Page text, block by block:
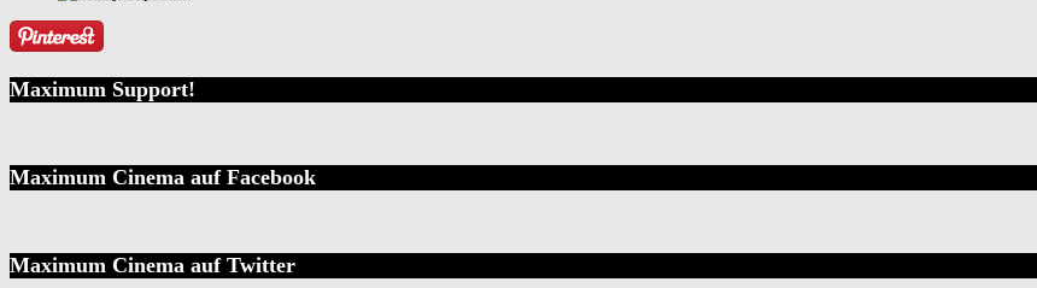
Maximum Support!
Maximum Cinema auf Facebook
Maximum Cinema auf Twitter